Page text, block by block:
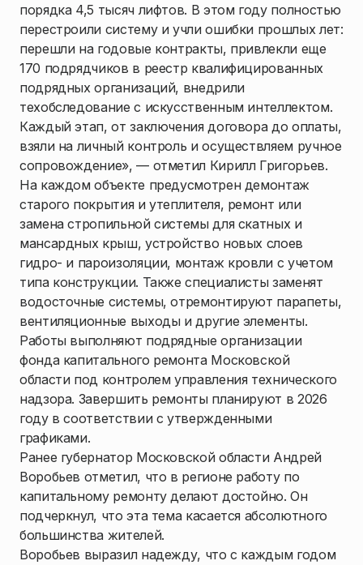
порядка 4,5 тысяч лифтов. В этом году полностью
перестроили систему и учли ошибки прошлых лет:
перешли на годовые контракты, привлекли еще
170 подрядчиков в реестр квалифицированных
подрядных организаций, внедрили
техобследование с искусственным интеллектом.
Каждый этап, от заключения договора до оплаты,
взяли на личный контроль и осуществляем ручное
сопровождение», — отметил Кирилл Григорьев.
На каждом объекте предусмотрен демонтаж
старого покрытия и утеплителя, ремонт или
замена стропильной системы для скатных и
мансардных крыш, устройство новых слоев
гидро- и пароизоляции, монтаж кровли с учетом
типа конструкции. Также специалисты заменят
водосточные системы, отремонтируют парапеты,
вентиляционные выходы и другие элементы.
Работы выполняют подрядные организации
фонда капитального ремонта Московской
области под контролем управления технического
надзора. Завершить ремонты планируют в 2026
году в соответствии с утвержденными
графиками.
Ранее губернатор Московской области Андрей
Воробьев отметил, что в регионе работу по
капитальному ремонту делают достойно. Он
подчеркнул, что эта тема касается абсолютного
большинства жителей.
Воробьев выразил надежду, что с каждым годом